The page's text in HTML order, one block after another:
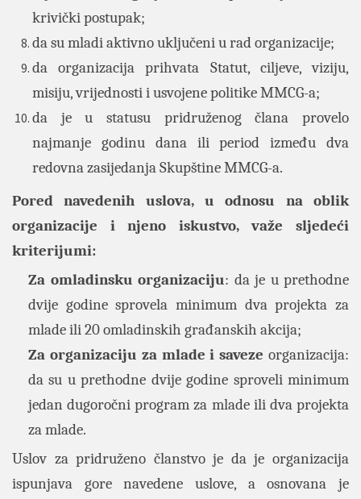
krivički postupak;
da su mladi aktivno uključeni u rad organizacije;
da organizacija prihvata Statut, ciljeve, viziju,
misiju, vrijednosti i usvojene politike MMCG-a;
da je u statusu pridruženog člana provelo
najmanje godinu dana ili period između dva
redovna zasijedanja Skupštine MMCG-a.
Pored navedenih uslova, u odnosu na oblik
organizacije i njeno iskustvo, važe sljedeći
kriterijumi:
Za omladinsku organizaciju: da je u prethodne
dvije godine sprovela minimum dva projekta za
mlade ili 20 omladinskih građanskih akcija;
Za organizaciju za mlade i saveze organizacija:
da su u prethodne dvije godine sproveli minimum
jedan dugoročni program za mlade ili dva projekta
za mlade.
Uslov za pridruženo članstvo je da je organizacija
ispunjava gore navedene uslove, a osnovana je